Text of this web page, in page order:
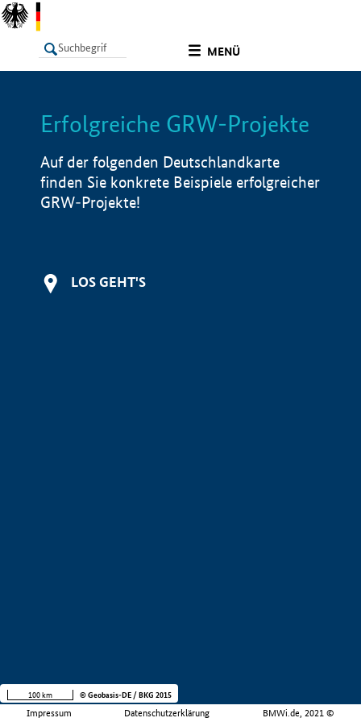
MENÜ
LISTE Info
Erfolgreiche GRW-Projekte
Auf der folgenden Deutschlandkarte
finden Sie konkrete Beispiele erfolgreicher
GRW-Projekte!
LOS GEHT'S
Impressum Datenschutzerklärung BMWi.de, 2021 ©
100 km © Geobasis-DE / BKG 2015